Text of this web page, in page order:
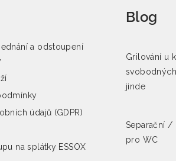
a odstoupení
údajů (GDPR)
na splátky ESSOX
Blog
Grilování u
jinde
Separační /
pro WC